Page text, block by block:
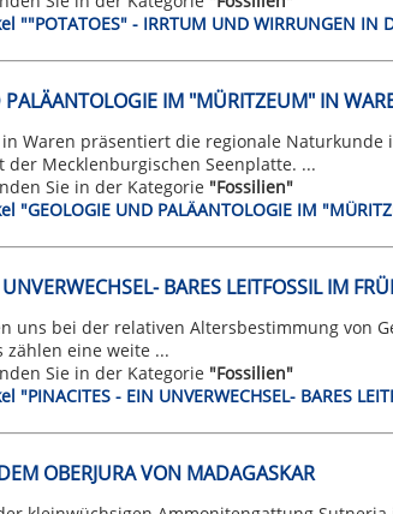
""POTATOES" - IRRTUM UND WIRRUNGEN IN
IM "MÜRITZEUM" IN
Waren präsentiert die regionale Naturkunde
der Mecklenburgischen Seenplatte. ...
Sie in der Kategorie "Fossilien"
"GEOLOGIE UND PALÄANTOLOGIE IM
BARES LEITFOSSIL IM
uns bei der relativen Altersbestimmung von
zählen eine weite ...
Sie in der Kategorie "Fossilien"
- EIN UNVERWECHSEL- BARES
OBERJURA VON MADAGASKAR